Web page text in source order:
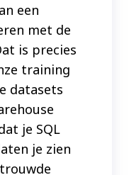
een
met de
is precies
training
datasets
je SQL
je zien